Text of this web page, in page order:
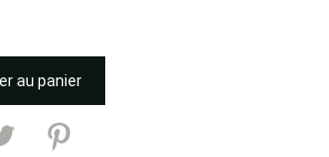
au panier